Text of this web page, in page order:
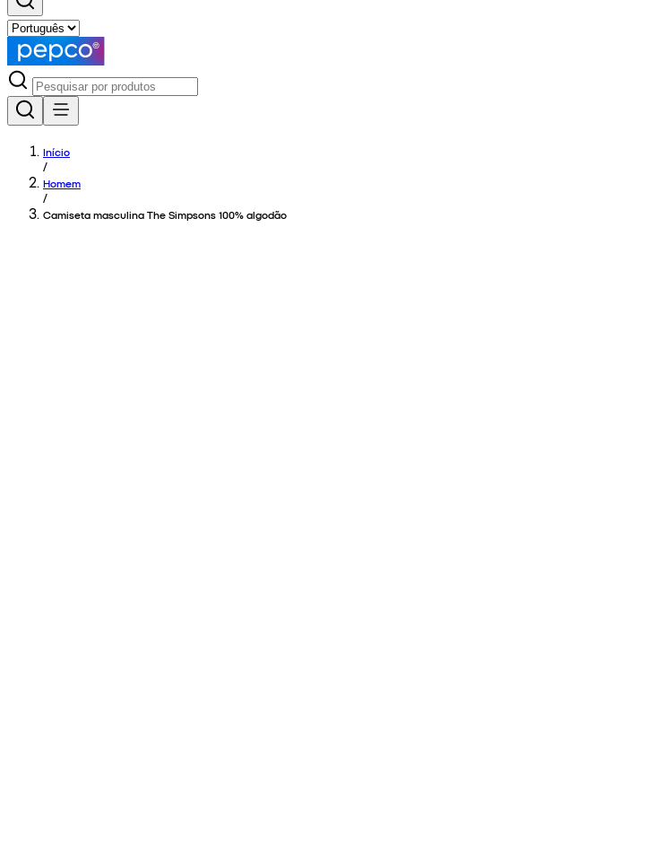
Início
/
Homem
/
Camiseta masculina The Simpsons 100% algodão